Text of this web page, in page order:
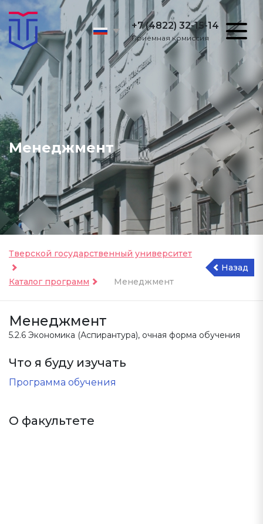
+7 (4822) 32-15-14
Приёмная комиссия
Менеджмент
Тверской государственный университет
Каталог программ Менеджмент
Назад
Менеджмент
5.2.6 Экономика (Аспирантура), очная форма обучения
Что я буду изучать
Программа обучения
О факультете